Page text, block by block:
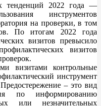
2022 года —
инструментов
на проверки, в том
По итогам 2022 года
визитов превысило
визитов
визитами контрольные
инструмент
– это вид
по информированию
или незначительных